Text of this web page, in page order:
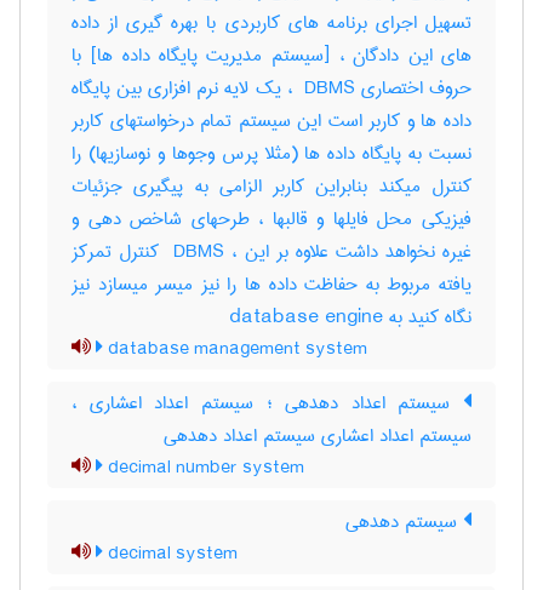
تسهیل اجرای برنامه های کاربردی با بهره گیری از داده
های این دادگان ، [سیستم مدیریت پایگاه داده ها] با
حروف اختصاری ‎ DBMS ، یک لایه نرم افزاری بین پایگاه
داده ها و کاربر است این سیستم تمام درخواستهای کاربر
نسبت به پایگاه داده ها (مثلا پرس وجوها و نوسازیها) را
کنترل میکند بنابراین کاربر الزامی به پیگیری جزئیات
فیزیکی محل فایلها و قالبها ، طرحهای شاخص دهی و
غیره نخواهد داشت علاوه بر این ، ‎ DBMS کنترل تمرکز
یافته مربوط به حفاظت داده ها را نیز میسر میسازد نیز
نگاه کنید به ‎ database engine
database management system
سیستم اعداد دهدهی ؛ سیستم اعداد اعشاری ،
سیستم اعداد اعشاری سیستم اعداد دهدهی
decimal number system
سیستم دهدهی
decimal system